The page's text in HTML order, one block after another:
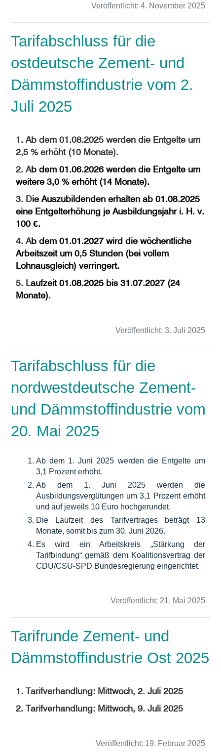
Veröffentlicht: 4. November 2025
Tarifabschluss für die
ostdeutsche Zement- und
Dämmstoffindustrie vom 2.
Juli 2025
1. Ab dem 01.08.2025 werden die Entgelte um
2,5 % erhöht (10 Monate).
2. Ab dem 01.06.2026 werden die Entgelte um
weitere 3,0 % erhöht (14 Monate).
3. Die Auszubildenden erhalten ab 01.08.2025
eine Entgelterhöhung je Ausbildungsjahr i. H. v.
100 €.
4. Ab dem 01.01.2027 wird die wöchentliche
Arbeitszeit um 0,5 Stunden (bei vollem
Lohnausgleich) verringert.
5. Laufzeit 01.08.2025 bis 31.07.2027 (24
Monate).
Veröffentlicht: 3. Juli 2025
Tarifabschluss für die
nordwestdeutsche Zement-
und Dämmstoffindustrie vom
20. Mai 2025
Ab dem 1. Juni 2025 werden die Entgelte um
3,1 Prozent erhöht.
Ab dem 1. Juni 2025 werden die
Ausbildungsvergütungen um 3,1 Prozent erhöht
und auf jeweils 10 Euro hochgerundet.
Die Laufzeit des Tarifvertrages beträgt 13
Monate, somit bis zum 30. Juni 2026.
Es wird ein Arbeitskreis „Stärkung der
Tarifbindung“ gemäß dem Koalitionsvertrag der
CDU/CSU-SPD Bundesregierung eingerichtet.
Veröffentlicht: 21. Mai 2025
Tarifrunde Zement- und
Dämmstoffindustrie Ost 2025
1. Tarifverhandlung: Mittwoch, 2. Juli 2025
2. Tarifverhandlung: Mittwoch, 9. Juli 2025
Veröffentlicht: 19. Februar 2025